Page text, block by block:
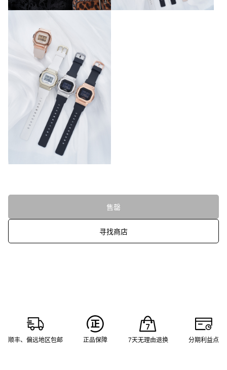
售罄
寻找商店
顺丰、偏远地区包邮 正品保障 7天无理由退换 分期利益点